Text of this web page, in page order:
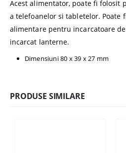
Acest alimentator, poate fi folosit
a telefoanelor si tabletelor. Poate
alimentare pentru incarcatoare
incarcat lanterne.
Dimensiuni 80 x 39 x 27 mm
PRODUSE SIMILARE